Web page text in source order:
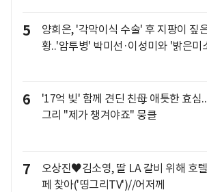
5
양희은, '각막이식 수술' 후 지팡이 짚
황..'암투병' 박미선·이성미와 '밝은미
6
'17억 빚' 함께 견딘 친母 애틋한 효심
그리 "제가 챙겨야죠" 뭉클
7
오상진♥김소영, 딸 LA 갈비 위해 호
페 찾아('띵그리TV')//어저께